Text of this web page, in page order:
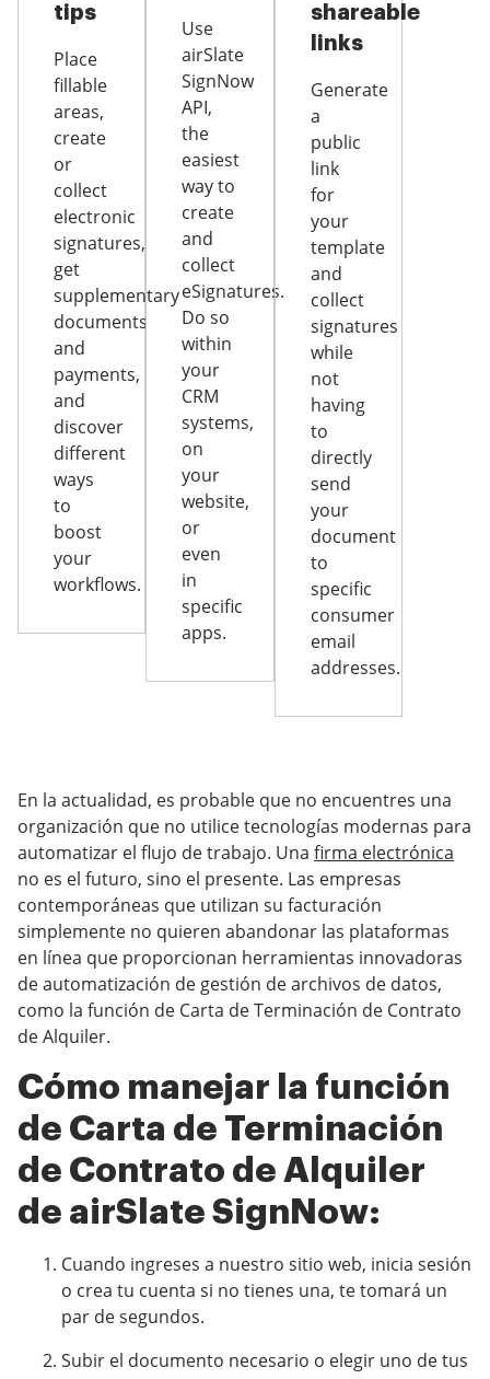
tips
Place
fillable
areas,
create
or
collect
electronic
signatures,
get
supplementary
documents
and
payments,
and
discover
different
ways
to
boost
your
workflows.
Use
airSlate
SignNow
API,
the
easiest
way to
create
and
collect
eSignatures.
Do so
within
your
CRM
systems,
on
your
website,
or
even
in
specific
apps.
shareable
links
Generate
a
public
link
for
your
template
and
collect
signatures
while
not
having
to
directly
send
your
document
to
specific
consumer
email
addresses.
En la actualidad, es probable que no encuentres una
organización que no utilice tecnologías modernas para
automatizar el flujo de trabajo. Una firma electrónica
no es el futuro, sino el presente. Las empresas
contemporáneas que utilizan su facturación
simplemente no quieren abandonar las plataformas
en línea que proporcionan herramientas innovadoras
de automatización de gestión de archivos de datos,
como la función de Carta de Terminación de Contrato
de Alquiler.
Cómo manejar la función
de Carta de Terminación
de Contrato de Alquiler
de airSlate SignNow:
Cuando ingreses a nuestro sitio web, inicia sesión
o crea tu cuenta si no tienes una, te tomará un
par de segundos.
Subir el documento necesario o elegir uno de tus